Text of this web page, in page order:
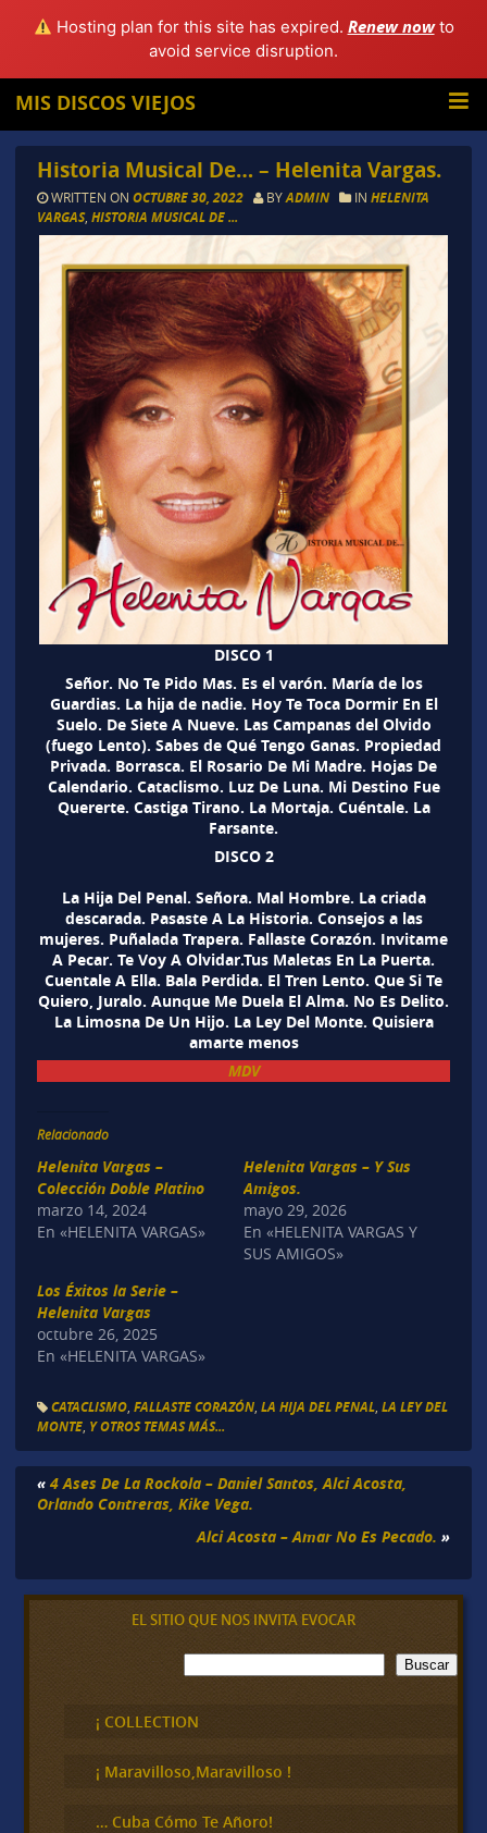
Hosting plan for this site has expired. Renew nowto
avoid service disruption.
MIS DISCOS VIEJOS
Historia Musical De… – Helenita Vargas.
WRITTEN ON OCTUBRE 30, 2022 BYADMIN IN HELENITA
VARGAS, HISTORIA MUSICAL DE ...
DISCO 1
Señor. No Te Pido Mas. Es el varón. María de los
Guardias. La hija de nadie. Hoy Te Toca Dormir En El
Suelo. De Siete A Nueve. Las Campanas del Olvido
(fuego Lento). Sabes de Qué Tengo Ganas. Propiedad
Privada. Borrasca. El Rosario De Mi Madre. Hojas De
Calendario. Cataclismo. Luz De Luna. Mi Destino Fue
Quererte. Castiga Tirano. La Mortaja. Cuéntale. La
Farsante.
DISCO 2
La Hija Del Penal. Señora. Mal Hombre. La criada
descarada. Pasaste A La Historia. Consejos a las
mujeres. Puñalada Trapera. Fallaste Corazón. Invitame
A Pecar. Te Voy A Olvidar.Tus Maletas En La Puerta.
Cuentale A Ella. Bala Perdida. El Tren Lento. Que Si Te
Quiero, Juralo. Aunque Me Duela El Alma. No Es Delito.
La Limosna De Un Hijo. La Ley Del Monte. Quisiera
amarte menos
MDV
Relacionado
Helenita Vargas –
Colección Doble Platino
marzo 14, 2024
En «HELENITA VARGAS»
Helenita Vargas – Y Sus
Amigos.
mayo 29, 2026
En «HELENITA VARGAS Y
SUS AMIGOS»
Los Éxitos la Serie –
Helenita Vargas
octubre 26, 2025
En «HELENITA VARGAS»
CATACLISMO, FALLASTE CORAZÓN, LA HIJA DEL PENAL, LA LEY DEL
MONTE, Y OTROS TEMAS MÁS...
« 4 Ases De La Rockola – Daniel Santos, Alci Acosta,
Orlando Contreras, Kike Vega.
Alci Acosta – Amar No Es Pecado. »
EL SITIO QUE NOS INVITA EVOCAR
B
u
c
a
Buscar
¡ COLLECTION
¡ Maravilloso,Maravilloso !
… Cuba Cómo Te Añoro!